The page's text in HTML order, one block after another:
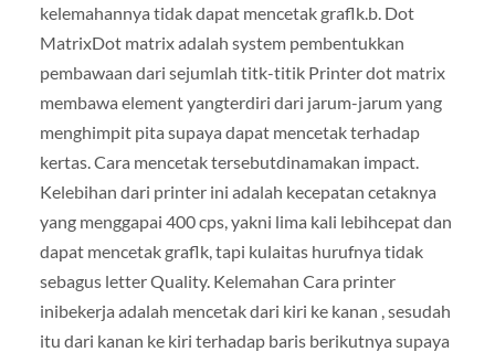
kelemahannya tidak dapat mencetak graflk.b. Dot
MatrixDot matrix adalah system pembentukkan
pembawaan dari sejumlah titk-titik Printer dot matrix
membawa element yangterdiri dari jarum-jarum yang
menghimpit pita supaya dapat mencetak terhadap
kertas. Cara mencetak tersebutdinamakan impact.
Kelebihan dari printer ini adalah kecepatan cetaknya
yang menggapai 400 cps, yakni lima kali lebihcepat dan
dapat mencetak graflk, tapi kulaitas hurufnya tidak
sebagus letter Quality. Kelemahan Cara printer
inibekerja adalah mencetak dari kiri ke kanan , sesudah
itu dari kanan ke kiri terhadap baris berikutnya supaya